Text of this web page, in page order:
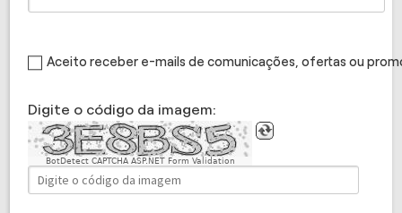
Aceito receber e-mails de comunicações, ofertas ou
Digite o código da imagem:
BotDetect CAPTCHA ASP.NET Form Validation